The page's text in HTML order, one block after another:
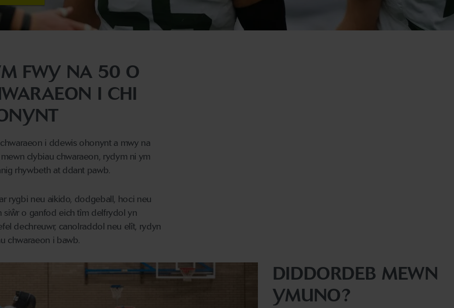
FWY NA 50 O
I CHI
i ddewis ohonynt a mwy na
clybiau chwaraeon, rydym ni ym
rhywbeth at ddant pawb.
rygbi neu aikido, dodgeball, hoci neu
o ganfod eich tîm delfrydol yn
dechreuwr, canolraddol neu elît, rydyn
chwaraeon i bawb.
DIDDORDEB MEWN
YMUNO?